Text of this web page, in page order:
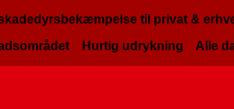
til privat &
Hurtig udrykning Alle